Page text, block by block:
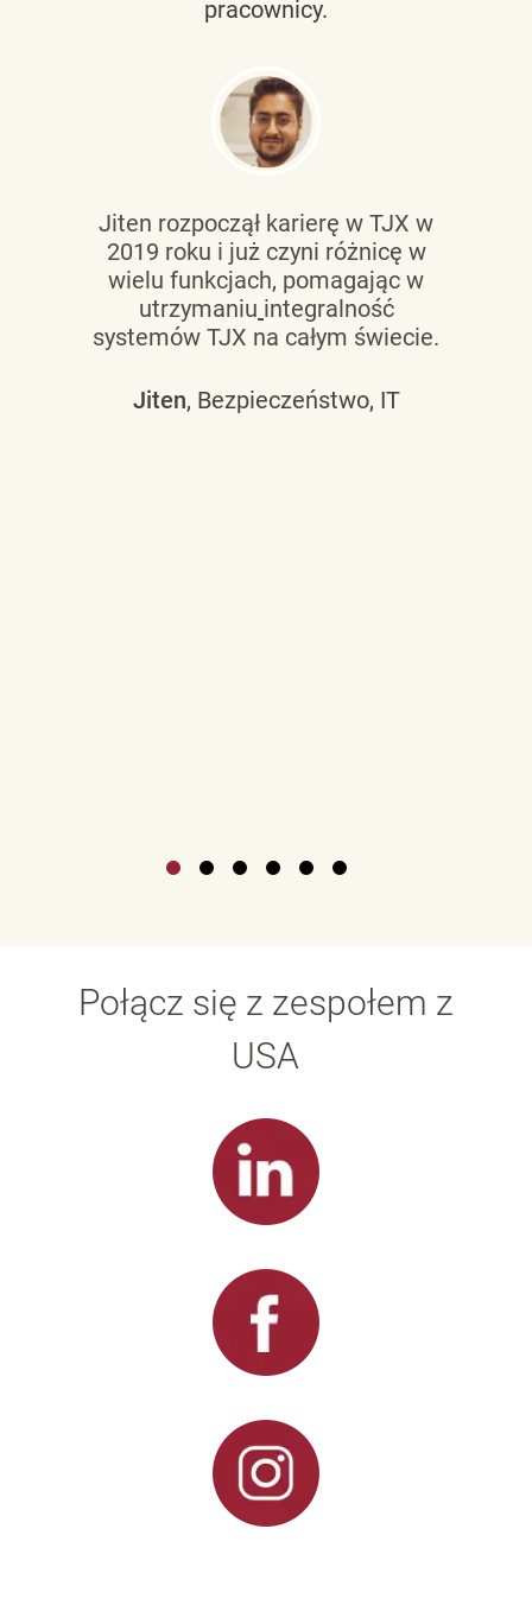
pracownicy.
Jiten rozpoczął karierę w TJX w
2019 roku i już czyni różnicę w
wielu funkcjach, pomagając w
utrzymaniu integralność
systemów TJX na całym świecie.
Jiten, Bezpieczeństwo, IT
Połącz się z zespołem z
USA